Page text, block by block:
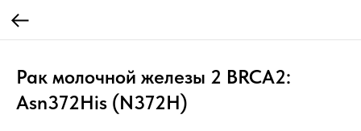
Рак молочной железы 2 BRCA2:
Asn372His (N372H)